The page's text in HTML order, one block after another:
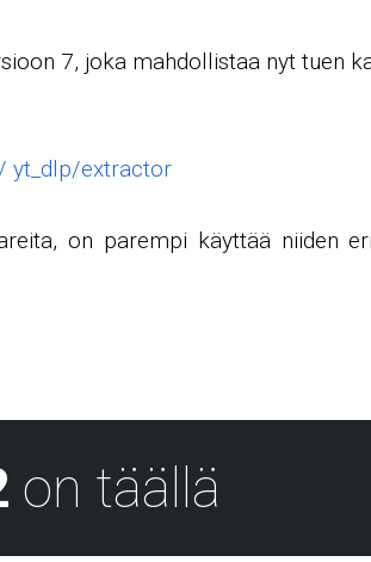
7, joka mahdollistaa nyt tuen
yt_dlp/extractor
on parempi käyttää niiden
on täällä